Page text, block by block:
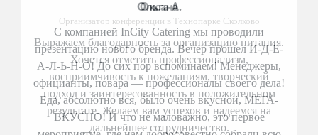
Оксана
Организатор конференции в Технопарке Сколково
Выражаем благодарность за организацию питания.
Хочется отметить профессионализм,
восприимчивость к пожеланиям, творческий
подход и заинтересованность в положительном
результате. Желаем вам успехов и надеемся на
дальнейшее сотрудничество.